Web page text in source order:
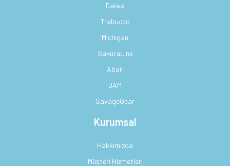
Daiwa
Trabucco
Michigan
SakuraLine
Abari
DAM
SavageGear
Kurumsal
Hakkımızda
Müşteri Hizmetleri